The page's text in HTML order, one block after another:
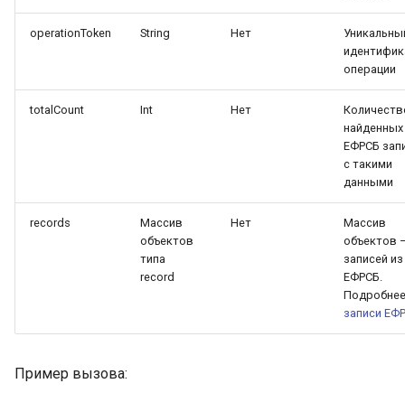
operationToken String Нет
операции
totalCount Int Нет
ЕФРСБ
с такими
данными
records
Массив
объектов
типа
record
Нет
Массив
объектов
записей из
ЕФРСБ.
записи
Пример вызова: